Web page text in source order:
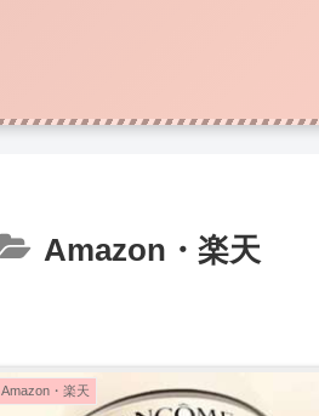
Amazon・楽天
Amazon・楽天